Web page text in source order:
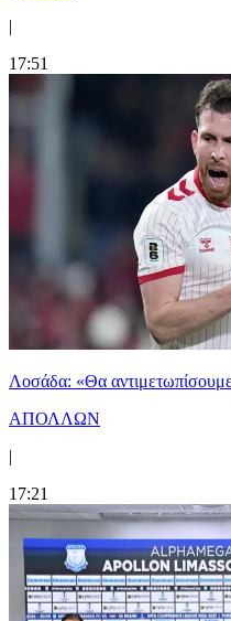
|
17:51
Λοσάδα: «Θα αντιμετωπίσουμε
ΑΠΟΛΛΩΝ
|
17:21